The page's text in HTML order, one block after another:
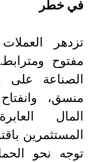
في خطر
تزدهر
مفتوح
الصناعة على
منسق،
المال
المستثمرين
توجه نحو